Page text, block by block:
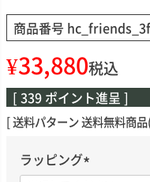
商品番号
¥33,880税込
[ 339 ポイント進呈 ]
送料パターン送料無料商
ラッピング